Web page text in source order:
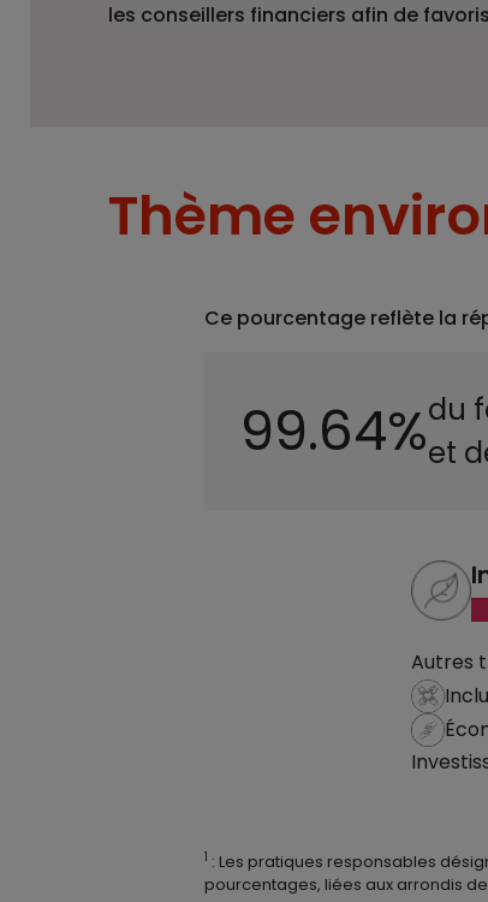
les conseillers financiers afin de
Thème
Ce pourcentage reflète la
99.64%du
et
Autres
1 : Les pratiques responsables
pourcentages, liées aux arrondis